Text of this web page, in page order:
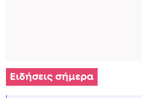
Ειδήσεις σήμερα